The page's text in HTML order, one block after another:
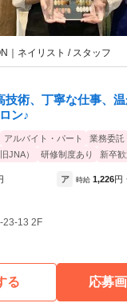
ネイリスト / スタッフ
術、丁寧な仕事、
ン♪
アルバイト・パート
業務委託
JNA）
研修制度あり 新卒
ア 時給 1,226円
23-13 2F
る 応募